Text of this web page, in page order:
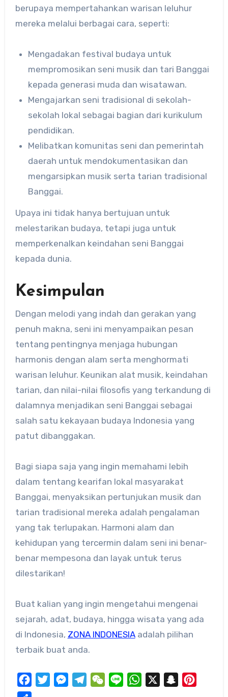
berupaya mempertahankan warisan leluhur
mereka melalui berbagai cara, seperti:
Mengadakan festival budaya untuk
mempromosikan seni musik dan tari Banggai
kepada generasi muda dan wisatawan.
Mengajarkan seni tradisional di sekolah-
sekolah lokal sebagai bagian dari kurikulum
pendidikan.
Melibatkan komunitas seni dan pemerintah
daerah untuk mendokumentasikan dan
mengarsipkan musik serta tarian tradisional
Banggai.
Upaya ini tidak hanya bertujuan untuk
melestarikan budaya, tetapi juga untuk
memperkenalkan keindahan seni Banggai
kepada dunia.
Kesimpulan
Dengan melodi yang indah dan gerakan yang
penuh makna, seni ini menyampaikan pesan
tentang pentingnya menjaga hubungan
harmonis dengan alam serta menghormati
warisan leluhur. Keunikan alat musik, keindahan
tarian, dan nilai-nilai filosofis yang terkandung di
dalamnya menjadikan seni Banggai sebagai
salah satu kekayaan budaya Indonesia yang
patut dibanggakan.
Bagi siapa saja yang ingin memahami lebih
dalam tentang kearifan lokal masyarakat
Banggai, menyaksikan pertunjukan musik dan
tarian tradisional mereka adalah pengalaman
yang tak terlupakan. Harmoni alam dan
kehidupan yang tercermin dalam seni ini benar-
benar mempesona dan layak untuk terus
dilestarikan!
Buat kalian yang ingin mengetahui mengenai
sejarah, adat, budaya, hingga wisata yang ada
di Indonesia, ZONA INDONESIAadalah pilihan
terbaik buat anda.
FacebookTwitterMessengerTelegramWeChat
Line WhatsApp Snapchat